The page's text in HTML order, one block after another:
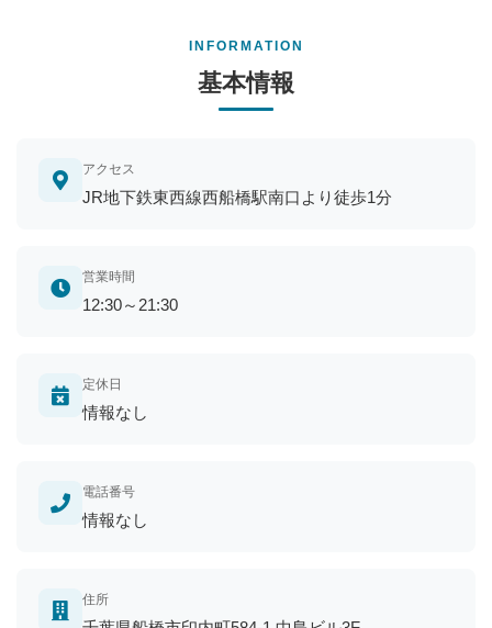
INFORMATION
基本情報
アクセス
JR地下鉄東西線西船橋駅南口より徒歩1分
営業時間
12:30～21:30
定休日
情報なし
電話番号
情報なし
住所